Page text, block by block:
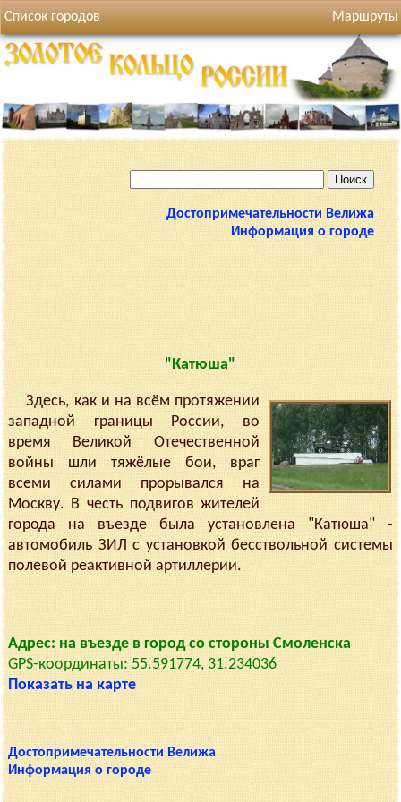
Список городов Маршруты
Достопримечательности Велижа
Информация о городе
"Катюша"
Здесь, как и на всём протяжении
западной границы России, во
время Великой Отечественной
войны шли тяжёлые бои, враг
всеми силами прорывался на
Москву. В честь подвигов жителей
города на въезде была установлена "Катюша" -
автомобиль ЗИЛ с установкой бесствольной системы
полевой реактивной артиллерии.
Адрес: на въезде в город со стороны Смоленска
GPS-координаты: 55.591774, 31.234036
Показать на карте
Достопримечательности Велижа
Информация о городе